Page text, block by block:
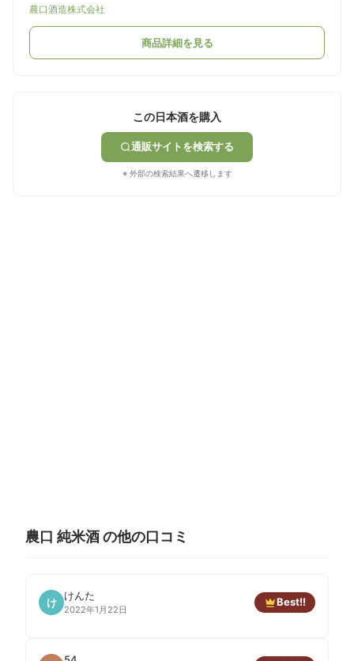
農口酒造株式会社
商品詳細を見る
この日本酒を購入
通販サイトを検索する
※ 外部の検索結果へ遷移します
農口 純米酒 の他の口コミ
け
けんた
2022年1月22日
Best!!